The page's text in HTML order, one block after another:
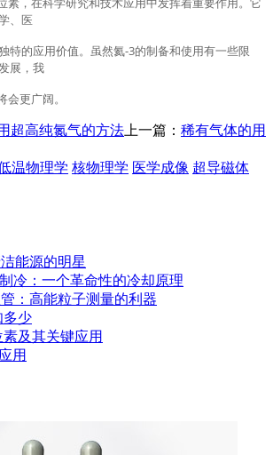
、医
特的应用价值。虽然氦-3的制备和使用有一些限
展，我
更广阔。
超高纯氮气的方法 上一篇： 稀有气体的用
温物理学 核物理学 医学成像 超导磁体
能源的明星
冷：一个革命性的冷却原理
：高能粒子测量的利器
多少
及其关键应用
用